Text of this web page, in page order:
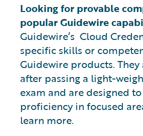
Looking for provable
popular Guidewire
Guidewire’s Cloud
specific skills or
Guidewire products. They
after passing a light-
exam and are designed
proficiency in focused
learn more.